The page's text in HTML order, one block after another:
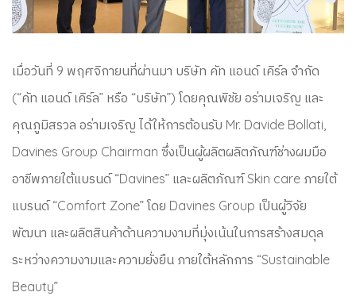
เมื่อวันที่ 9 พฤศจิกายนที่ผ่านมา บริษัท คัท แอนด์ เคิร์ล จำกัด
(“คัท แอนด์ เคิร์ล” หรือ “บริษัท”) โดยคุณพิชัย อร่ามเจริญ และ
คุณภูมิสรวล อร่ามเจริญ ได้ให้การต้อนรับ Mr. Davide Bollati,
Davines Group Chairman ซึ่งเป็นผู้ผลิตผลิตภัณฑ์ช่างผมมือ
อาชีพภายใต้แบรนด์ “Davines” และผลิตภัณฑ์ Skin care ภายใต้
แบรนด์ “Comfort Zone” โดย Davines Group เป็นผู้วิจัย
พัฒนา และผลิตสินค้าด้านความงามที่มุ่งเน้นในการสร้างสมดุล
ระหว่างความงามและความยั่งยืน ภายใต้หลักการ “Sustainable
Beauty”